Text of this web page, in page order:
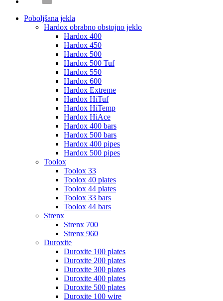
Poboljšana jekla
Hardox obrabno obstojno jeklo
Hardox 400
Hardox 450
Hardox 500
Hardox 500 Tuf
Hardox 550
Hardox 600
Hardox Extreme
Hardox HiTuf
Hardox HiTemp
Hardox HiAce
Hardox 400 bars
Hardox 500 bars
Hardox 400 pipes
Hardox 500 pipes
Toolox
Toolox 33
Toolox 40 plates
Toolox 44 plates
Toolox 33 bars
Toolox 44 bars
Strenx
Strenx 700
Strenx 960
Duroxite
Duroxite 100 plates
Duroxite 200 plates
Duroxite 300 plates
Duroxite 400 plates
Duroxite 500 plates
Duroxite 100 wire